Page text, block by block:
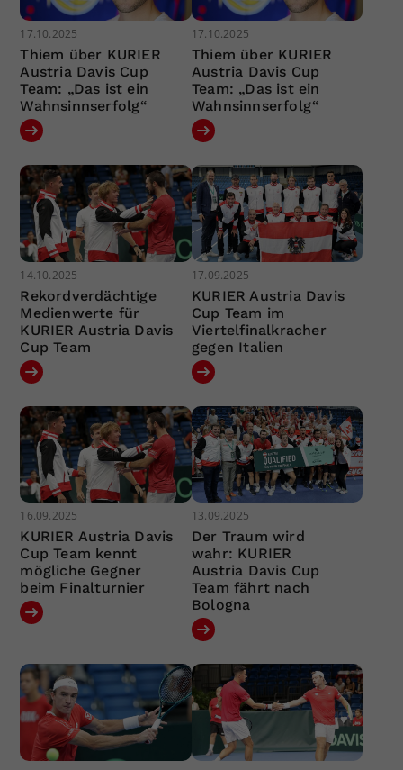
17.10.2025
Thiem über KURIER
Austria Davis Cup
Team: „Das ist ein
Wahnsinnserfolg“
17.10.2025
Thiem über KURIER
Austria Davis Cup
Team: „Das ist ein
Wahnsinnserfolg“
14.10.2025
Rekordverdächtige
Medienwerte für
KURIER Austria Davis
Cup Team
17.09.2025
KURIER Austria Davis
Cup Team im
Viertelfinalkracher
gegen Italien
16.09.2025
KURIER Austria Davis
Cup Team kennt
mögliche Gegner
beim Finalturnier
13.09.2025
Der Traum wird
wahr: KURIER
Austria Davis Cup
Team fährt nach
Bologna